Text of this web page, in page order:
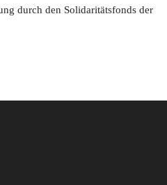
durch den Solidaritätsfonds der